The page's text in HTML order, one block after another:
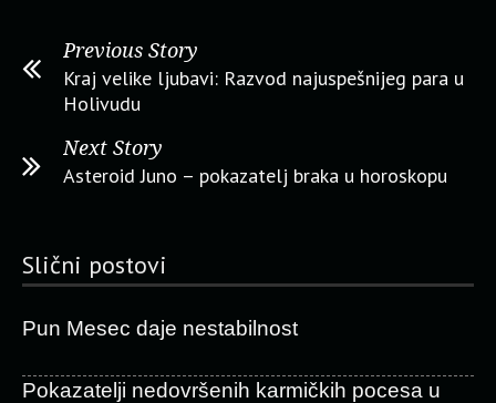
Previous Story
Kraj velike ljubavi: Razvod najuspešnijeg para u
Holivudu
Next Story
Asteroid Juno – pokazatelj braka u horoskopu
Slični postovi
Pun Mesec daje nestabilnost
Pokazatelji nedovršenih karmičkih pocesa u